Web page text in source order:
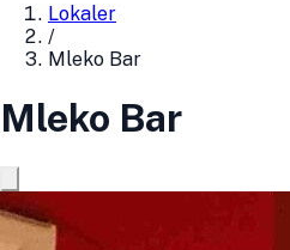
Lokaler
/
Mleko Bar
Mleko Bar